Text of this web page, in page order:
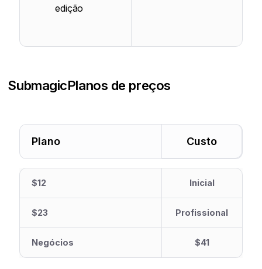
edição
SubmagicPlanos de preços
Plano Custo
$12 Inicial
$23 Profissional
Negócios $41